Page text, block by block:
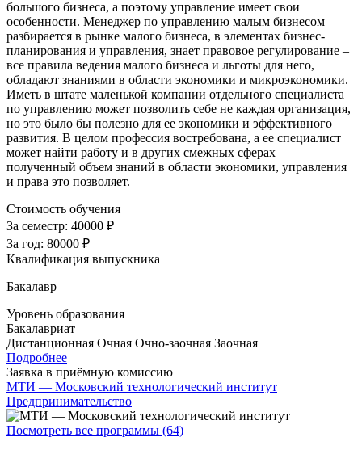
большого бизнеса, а поэтому управление имеет свои
особенности. Менеджер по управлению малым бизнесом
разбирается в рынке малого бизнеса, в элементах бизнес-
планирования и управления, знает правовое регулирование –
все правила ведения малого бизнеса и льготы для него,
обладают знаниями в области экономики и микроэкономики.
Иметь в штате маленькой компании отдельного специалиста
по управлению может позволить себе не каждая организация,
но это было бы полезно для ее экономики и эффективного
развития. В целом профессия востребована, а ее специалист
может найти работу и в других смежных сферах –
полученный объем знаний в области экономики, управления
и права это позволяет.
Стоимость обучения
За семестр: 40000 ₽
За год: 80000 ₽
Квалификация выпускника
Бакалавр
Уровень образования
Бакалавриат
Дистанционная Очная Очно-заочная Заочная
Подробнее
Заявка в приёмную комиссию
МТИ — Московский технологический институт
Предпринимательство
Посмотреть все программы (64)